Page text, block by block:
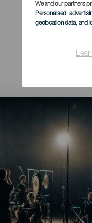
We and our partners
Personalised
geolocation data, and